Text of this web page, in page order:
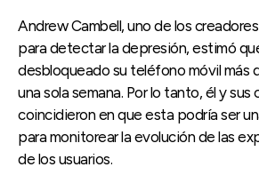
Andrew Cambell, uno de los
para detectar la depresión, estimó
desbloqueado su teléfono móvil más
una sola semana. Por lo tanto, él y sus
coincidieron en que esta podría ser
para monitorear la evolución de las
de los usuarios.